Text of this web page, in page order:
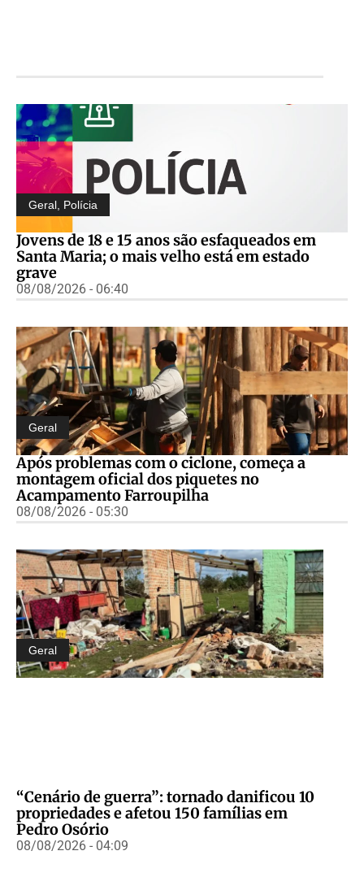
Geral Polícia
Jovens de 18 e 15 anos são esfaqueados em
Santa Maria; o mais velho está em estado
grave
08/08/2026 - 06:40
Geral
Após problemas com o ciclone, começa a
montagem oficial dos piquetes no
Acampamento Farroupilha
08/08/2026 - 05:30
Geral
“Cenário de guerra”: tornado danificou 10
propriedades e afetou 150 famílias em
Pedro Osório
08/08/2026 - 04:09